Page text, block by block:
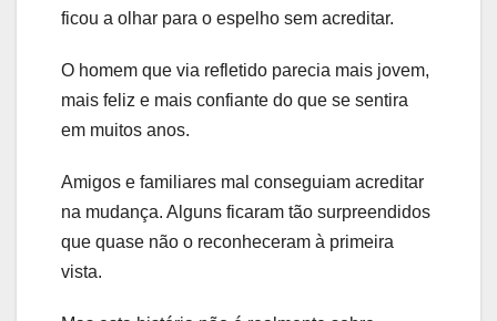
ficou a olhar para o espelho sem acreditar.
O homem que via refletido parecia mais jovem,
mais feliz e mais confiante do que se sentira
em muitos anos.
Amigos e familiares mal conseguiam acreditar
na mudança. Alguns ficaram tão surpreendidos
que quase não o reconheceram à primeira
vista.